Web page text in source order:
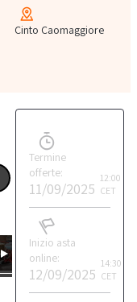
Cinto Caomaggiore
Termine
offerte:
11/09/2025
12:00
CET
Inizio asta
online:
12/09/2025
14:30
CET